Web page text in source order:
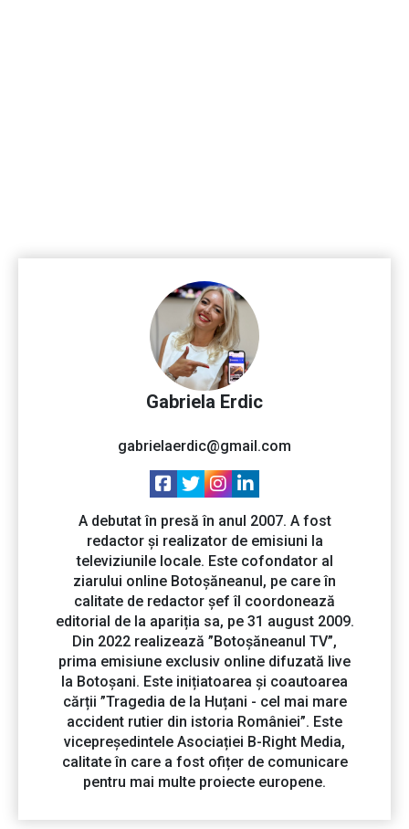
Gabriela Erdic
gabrielaerdic@gmail.com
A debutat în presă în anul 2007. A fost
redactor și realizator de emisiuni la
televiziunile locale. Este cofondator al
ziarului online Botoșăneanul, pe care în
calitate de redactor șef îl coordonează
editorial de la apariția sa, pe 31 august 2009.
Din 2022 realizează ”Botoșăneanul TV”,
prima emisiune exclusiv online difuzată live
la Botoșani. Este inițiatoarea și coautoarea
cărții ”Tragedia de la Huțani - cel mai mare
accident rutier din istoria României”. Este
vicepreședintele Asociației B-Right Media,
calitate în care a fost ofițer de comunicare
pentru mai multe proiecte europene.